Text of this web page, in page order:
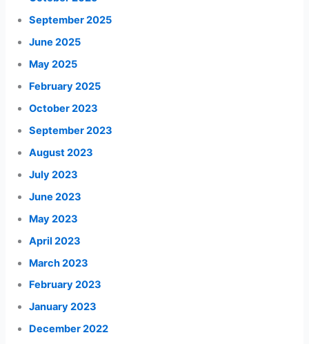
September 2025
June 2025
May 2025
February 2025
October 2023
September 2023
August 2023
July 2023
June 2023
May 2023
April 2023
March 2023
February 2023
January 2023
December 2022